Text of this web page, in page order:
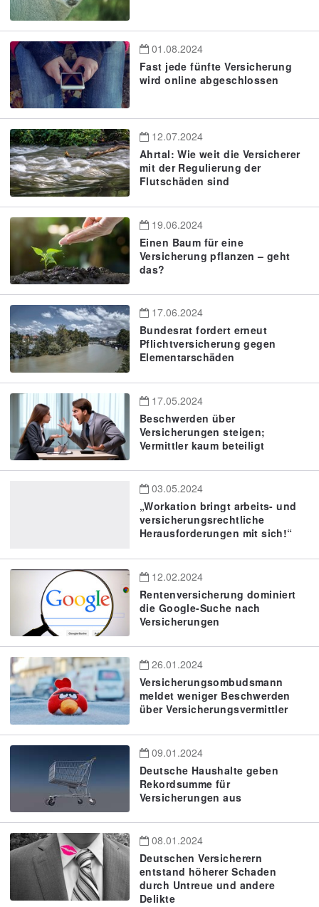
01.08.2024
Fast jede fünfte Versicherung
wird online abgeschlossen
12.07.2024
Ahrtal: Wie weit die Versicherer
mit der Regulierung der
Flutschäden sind
19.06.2024
Einen Baum für eine
Versicherung pflanzen – geht
das?
17.06.2024
Bundesrat fordert erneut
Pflichtversicherung gegen
Elementarschäden
17.05.2024
Beschwerden über
Versicherungen steigen;
Vermittler kaum beteiligt
03.05.2024
„Workation bringt arbeits- und
versicherungsrechtliche
Herausforderungen mit sich!“
12.02.2024
Rentenversicherung dominiert
die Google-Suche nach
Versicherungen
26.01.2024
Versicherungsombudsmann
meldet weniger Beschwerden
über Versicherungsvermittler
09.01.2024
Deutsche Haushalte geben
Rekordsumme für
Versicherungen aus
08.01.2024
Deutschen Versicherern
entstand höherer Schaden
durch Untreue und andere
Delikte